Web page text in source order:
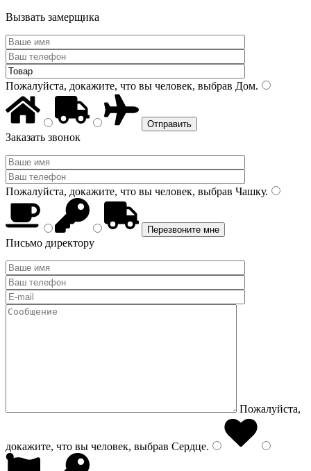
Вызвать замерщика
Пожалуйста, докажите, что вы человек, выбрав Дом.
Заказать звонок
Пожалуйста, докажите, что вы человек, выбрав Чашку.
Письмо директору
Пожалуйста,
докажите, что вы человек, выбрав Сердце.